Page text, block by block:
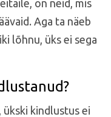
on neid, mis
Aga ta näeb
lõhnu, üks ei sega
kindlustus ei